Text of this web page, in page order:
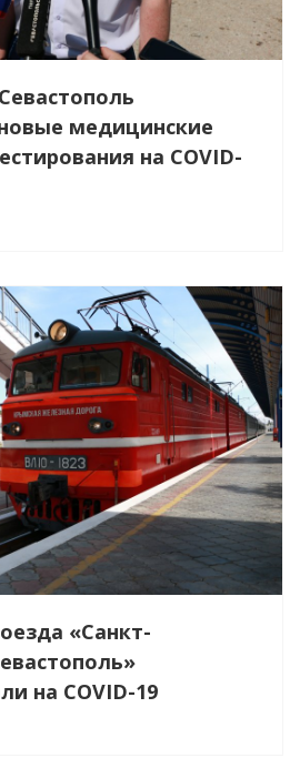
медицинские
на COVID-
«Санкт-
на COVID-19